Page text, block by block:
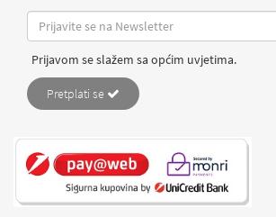
Prijavom se slažem sa općim uvjetima.
Pretplati se